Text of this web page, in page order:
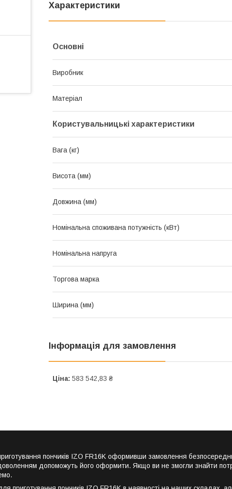
Характеристики
Основні
Виробник
Матеріал
Користувальницькі характеристики
Вага (кг)
Висота (мм)
Довжина (мм)
Номінальна споживана потужність (кВт)
Номінальна напруга
Торгова марка
Ширина (мм)
Інформація для замовлення
Ціна: 583 542,83 ₴
пончиків IZO FR16K оформивши замовлення
допоможуть його оформити. Якщо ви не змогли знайти